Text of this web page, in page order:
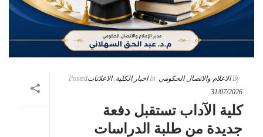
By الاعلام والاتصال الحكومي In اخبار الكلية,الاعلاناتPosted
31/07/2026
كلية الآداب تستقبل دفعة
جديدة من طلبة الدراسات